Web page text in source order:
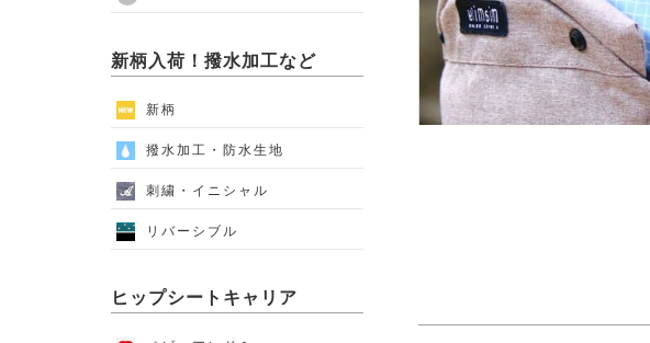
新柄入荷！撥水加工など
新柄
撥水加工・防水生地
刺繍・イニシャル
リバーシブル
ヒップシートキャリア